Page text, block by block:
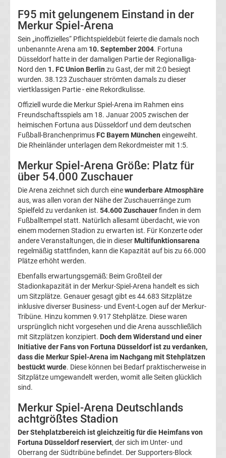
Bundesliga
Absteiger
Liste
Bundesliga
Aufsteiger
Bundesliga
App
kostenlos
Bundesliga
Live
Stream
Bundesliga
Meister
Liste
Bundesliga
Radio
Live
F95 mit gelungenem Einstand in der
Merkur Spiel-Arena
Sein „inoffizielles“ Pflichtspieldebüt feierte die damals noch
unbenannte Arena am 10. September 2004. Fortuna
Düsseldorf hatte in der damaligen Partie der Regionalliga-
Nord den 1. FC Union Berlin zu Gast, der mit 2:0 besiegt
wurden. 38.123 Zuschauer strömten damals zu dieser
viertklassigen Partie - eine Rekordkulisse.
Offiziell wurde die Merkur Spiel-Arena im Rahmen eins
Freundschaftsspiels am 18. Januar 2005 zwischen der
heimischen Fortuna aus Düsseldorf und dem deutschen
Fußball-Branchenprimus FC Bayern München eingeweiht.
Die Rheinländer unterlagen dem Rekordmeister mit 1:5.
Merkur Spiel-Arena Größe: Platz für
über 54.000 Zuschauer
Die Arena zeichnet sich durch einewunderbare Atmosphäre
aus, was allen voran der Nähe der Zuschauerränge zum
Spielfeld zu verdanken ist. 54.600 Zuschauerfinden in dem
Fußballtempel statt. Natürlich allesamt überdacht, wie von
einem modernen Stadion zu erwarten ist. Für Konzerte oder
andere Veranstaltungen, die in dieser Multifunktionsarena
regelmäßig stattfinden, kann die Kapazität auf bis zu 66.000
Plätze erhöht werden.
Ebenfalls erwartungsgemäß: Beim Großteil der
Stadionkapazität in der Merkur-Spiel-Arena handelt es sich
um Sitzplätze. Genauer gesagt gibt es 44.683 Sitzplätze
inklusive diverser Business- und Event-Logen auf der Merkur-
Tribüne. Hinzu kommen 9.917 Stehplätze. Diese waren
ursprünglich nicht vorgesehen und die Arena ausschließlich
mit Sitzplätzen konzipiert. Doch dem Widerstand und einer
Initiative der Fans von Fortuna Düsseldorf ist zu verdanken,
dass die Merkur Spiel-Arena im Nachgang mit Stehplätzen
bestückt wurde. Diese können bei Bedarf praktischerweise in
Sitzplätze umgewandelt werden, womit alle Seiten glücklich
sind.
Merkur Spiel-Arena Deutschlands
achtgrößtes Stadion
Der Stehplatzbereich ist gleichzeitig für die Heimfans von
Fortuna Düsseldorf reserviert, der sich im Unter- und
Oberrang der Südtribüne befindet. Der Supporters-Block